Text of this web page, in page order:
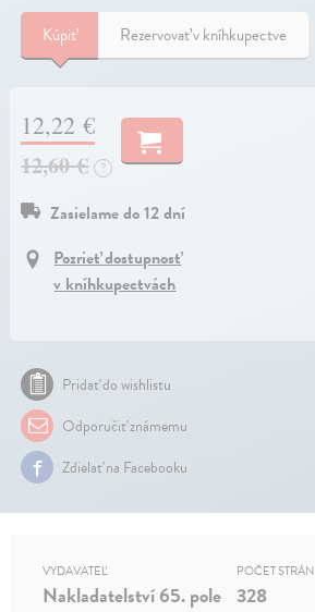
Kúpiť Rezervovať v kníhkupectve
12,22 €
12,60 €
?
Zasielame do 12 dní
Pozrieť dostupnosť
v kníhkupectvách
Pridať do wishlistu
Odporučiť známemu
Zdielať na Facebooku
VYDAVATEĽ
Nakladatelství 65. pole
POČET STRÁN
328